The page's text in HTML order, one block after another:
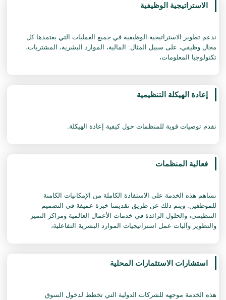
الاستراتيجية الوظيفية
‏ندعم تطوير الاستراتيجية الوظيفية في جميع العمليات التي يعتمدها كل
مجال وظيفي، على سبيل المثال: المالية، الموارد البشرية، المشتريات،
تكنولوجيا المعلومات،
‏إعادة الهيكلة التنظيمية
نقدم توصيات قوية للمنظمات حول كيفية إعادة الهيكلة.
فعالية المنظمات
نساهم هذه الخدمة على الاستفادة الكاملة من الإمكانيات الكامنة
للموظفين. ويتم ذلك عن طريق تقديمنا خبرة عميقة في التصميم
التنظيمي، والحلول الرائدة في خدمات الأعمال العالمية ومراكز التميز
والتطوير وآليات عمل استراتيجيات الموارد البشرية التفاعلية،
استشارات الاستثمارات المحلية
‏هذه الخدمة موجهه للشركات الدولية التي تخطط لدخول السوق